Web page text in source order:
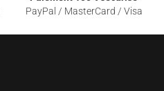
PayPal / MasterCard / Visa